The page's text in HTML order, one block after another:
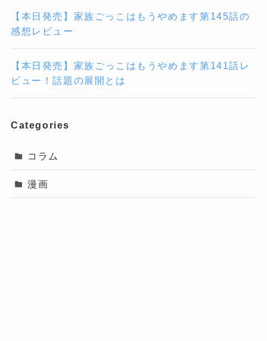
【本日発売】家族ごっこはもうやめます第145話の
感想レビュー
【本日発売】家族ごっこはもうやめます第141話レ
ビュー！話題の展開とは
Categories
コラム
漫画